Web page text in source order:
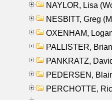
NAYLOR, Lisa
NESBITT, Greg
OXENHAM,
PALLISTER,
PANKRATZ,
PEDERSEN,
PERCHOTTE,